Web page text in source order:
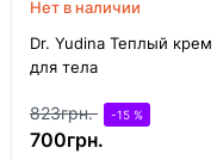
Нет в наличии
Dr. Yudina Теплый крем
для тела
823грн. -15 %
700грн.